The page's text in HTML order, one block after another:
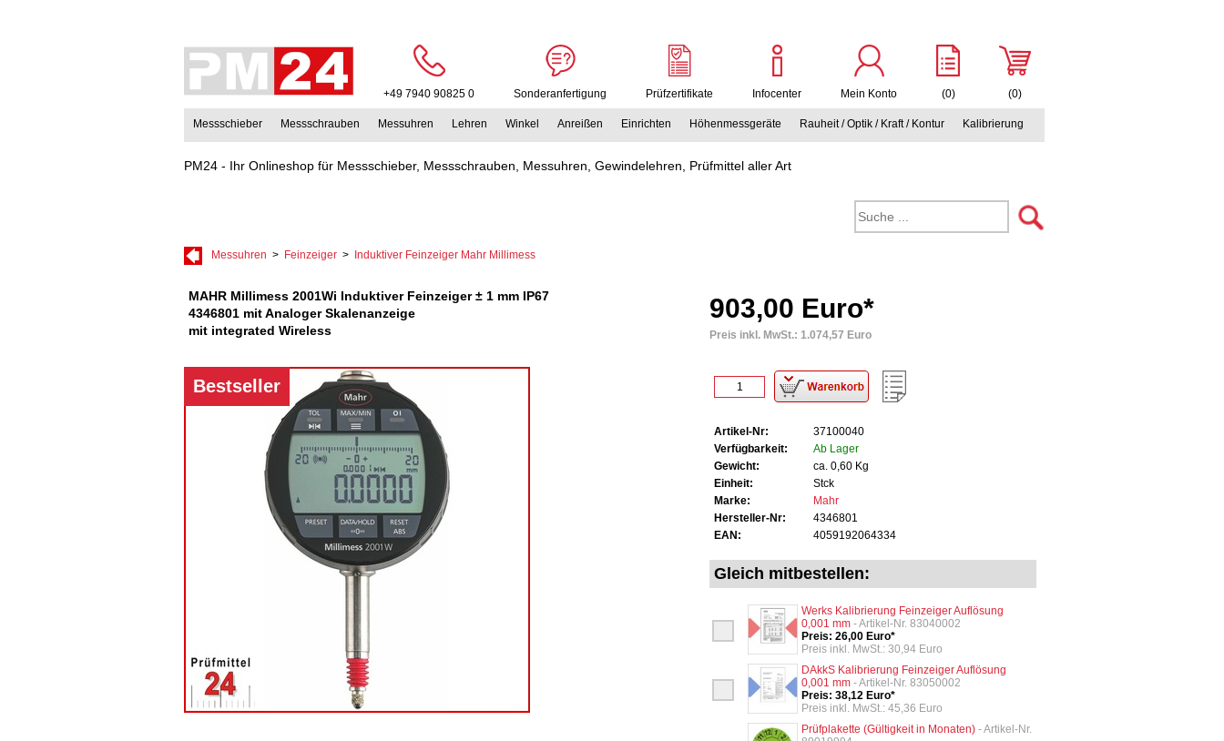
+49 7940 90825 0 Sonderanfertigung Prüfzertifikate Infocenter Mein Konto (0) (0)
Messschieber Messschrauben Messuhren Lehren Winkel Anreißen Einrichten Höhenmessgeräte Rauheit / Optik / Kraft / Kontur Kalibrierung
PM24 - Ihr Onlineshop für Messschieber, Messschrauben, Messuhren, Gewindelehren, Prüfmittel aller Art
Messuhren > Feinzeiger > Induktiver Feinzeiger Mahr Millimess
MAHR Millimess 2001Wi Induktiver Feinzeiger ± 1 mm IP67
4346801 mit Analoger Skalenanzeige
mit integrated Wireless
Bestseller
903,00 Euro*
Preis inkl. MwSt.: 1.074,57 Euro
Artikel-Nr:
37100040
Verfügbarkeit:
Ab Lager
Gewicht:
ca. 0,60 Kg
Einheit:
Stck
Marke:
Mahr
Hersteller-Nr:
4346801
EAN:
4059192064334
Gleich mitbestellen:
Werks Kalibrierung Feinzeiger Auflösung
0,001 mm - Artikel-Nr. 83040002
Preis: 26,00 Euro*
Preis inkl. MwSt.: 30,94 Euro
DAkkS Kalibrierung Feinzeiger Auflösung
0,001 mm - Artikel-Nr. 83050002
Preis: 38,12 Euro*
Preis inkl. MwSt.: 45,36 Euro
Prüfplakette (Gültigkeit in Monaten) - Artikel-Nr.